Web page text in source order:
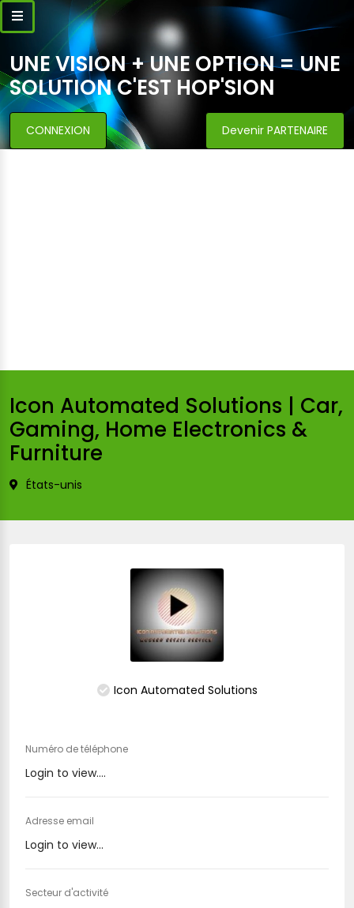
UNE VISION + UNE OPTION = UNE
SOLUTION C'EST HOP'SION
CONNEXION Devenir PARTENAIRE
Icon Automated Solutions | Car,
Gaming, Home Electronics &
Furniture
États-unis
Icon Automated Solutions
Numéro de téléphone
Login to view....
Adresse email
Login to view...
Secteur d'activité